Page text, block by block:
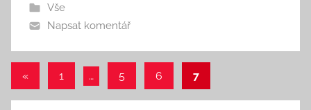
e
A
Vše
Napsat komentář
Stránkování
příspěvků
«Předchozí
1 … 5 6 7